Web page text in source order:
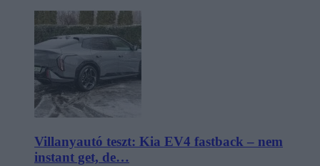
Villanyautó teszt: Kia EV4 fastback – nem
instant get, de…